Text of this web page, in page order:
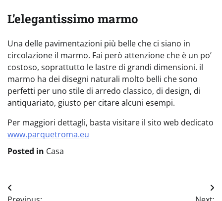
L’elegantissimo marmo
Una delle pavimentazioni più belle che ci siano in
circolazione il marmo. Fai però attenzione che è un po’
costoso, soprattutto le lastre di grandi dimensioni. il
marmo ha dei disegni naturali molto belli che sono
perfetti per uno stile di arredo classico, di design, di
antiquariato, giusto per citare alcuni esempi.
Per maggiori dettagli, basta visitare il sito web dedicato
www.parquetroma.eu
Posted in Casa
Navigazione